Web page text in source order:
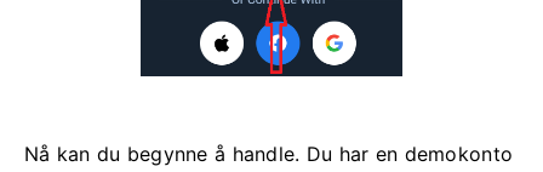
Nå kan du begynne å handle. Du har en demokonto